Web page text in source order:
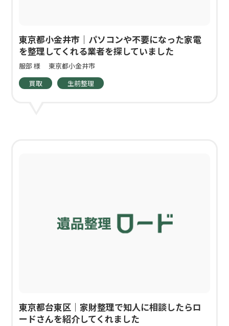
東京都小金井市｜パソコンや不要になった家電
を整理してくれる業者を探していました
服部 様
東京都小金井市
買取
生前整理
東京都台東区｜家財整理で知人に相談したらロ
ードさんを紹介してくれました